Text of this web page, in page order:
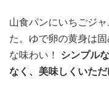
山食パンにいちごジ
た。ゆで卵の黄身は
な味わい！ シンプル
なく、美味しくいただ